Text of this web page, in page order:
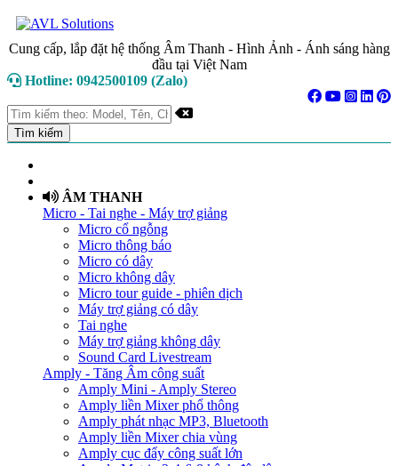
Cung cấp, lắp đặt hệ thống Âm Thanh - Hình Ảnh - Ánh sáng hàng
đầu tại Việt Nam
Hotline: 0942500109 (Zalo)
ÂM THANH
Micro - Tai nghe - Máy trợ giảng
Micro cổ ngỗng
Micro thông báo
Micro có dây
Micro không dây
Micro tour guide - phiên dịch
Máy trợ giảng có dây
Tai nghe
Máy trợ giảng không dây
Sound Card Livestream
Amply - Tăng Âm công suất
Amply Mini - Amply Stereo
Amply liền Mixer phổ thông
Amply phát nhạc MP3, Bluetooth
Amply liền Mixer chia vùng
Amply cục đẩy công suất lớn